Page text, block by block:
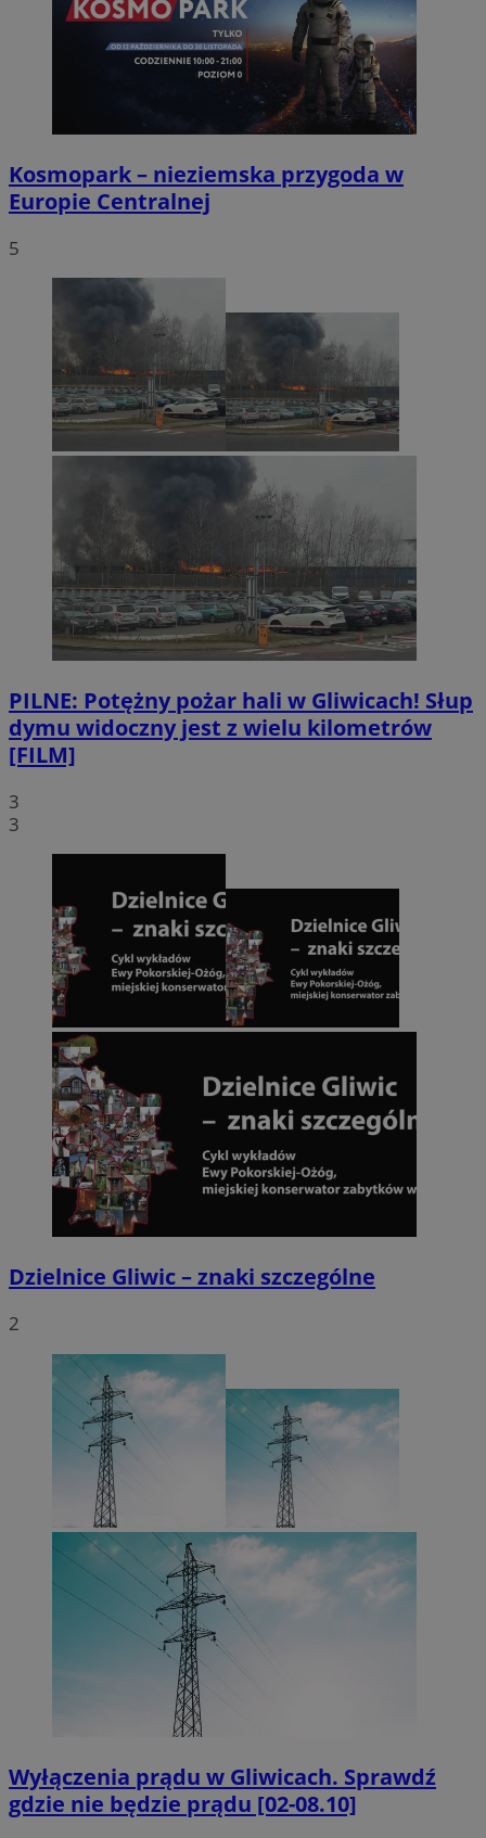
Kosmopark – nieziemska przygoda w
Europie Centralnej
5
PILNE: Potężny pożar hali w Gliwicach! Słup
dymu widoczny jest z wielu kilometrów
[FILM]
3
3
Dzielnice Gliwic – znaki szczególne
2
Wyłączenia prądu w Gliwicach. Sprawdź
gdzie nie będzie prądu [02-08.10]